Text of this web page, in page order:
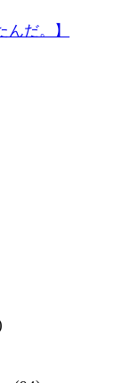
だ。】